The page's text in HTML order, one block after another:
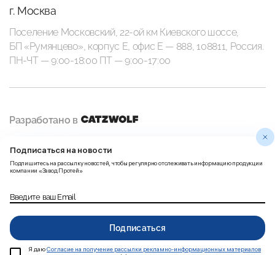
г. Москва
Поселение Московский, 22-ой км Киевского шоссе,
БП «Румянцево», корпус Е, офис E — 888, 108811, Россия.
ПН-ЧТ — 9:00-18:00 ПТ — 9:00-17:00
конфиденциальности
Пользовательских данных
Согласие на получение
рассылки рекламно-
информационных материалов
Карта сайта
Разработано в
Подписаться на новости
Подпишитесь на рассылку новостей, чтобы регулярно отслеживать информацию продукции
компании «Завод Протей»
Введите ваш Email
Подписаться
Я даю Согласие на получение рассылки рекламно-информационных материалов